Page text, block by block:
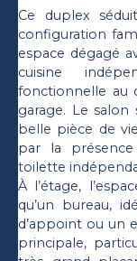
Ce duplex
configuration
espace dégagé
cuisine
fonctionnelle au
garage. Le salon
belle pièce de
par la
toilette
À l’étage,
qu’un bureau,
d’appoint ou un
principale,